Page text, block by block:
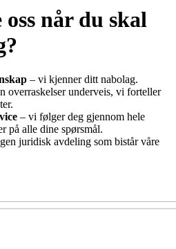
når du skal
– vi kjenner ditt nabolag.
overraskelser underveis, vi forteller
– vi følger deg gjennom hele
på alle dine spørsmål.
juridisk avdeling som bistår våre